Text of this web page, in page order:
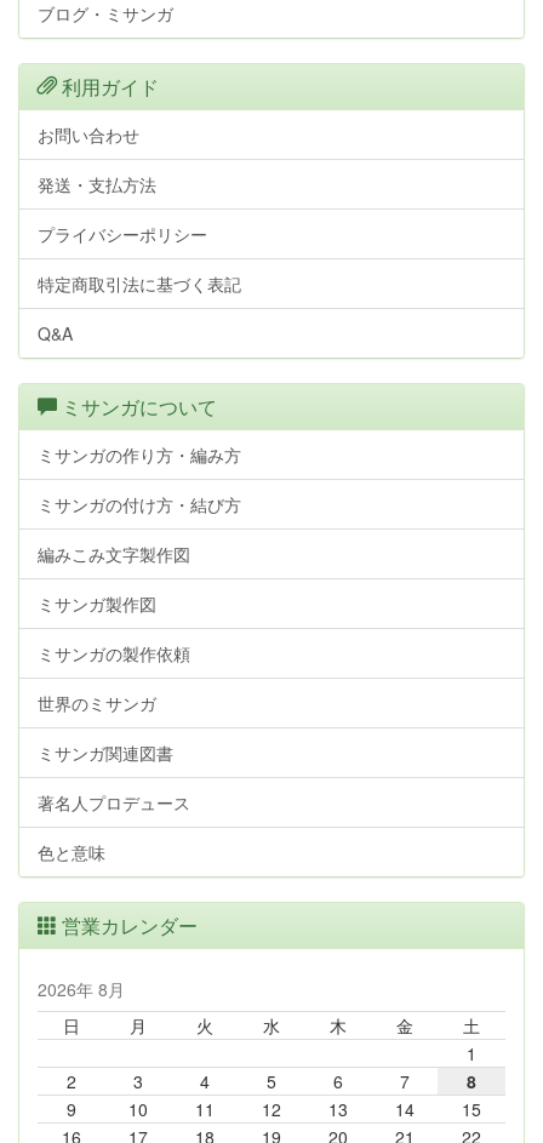
ブログ・ミサンガ
利用ガイド
お問い合わせ
発送・支払方法
プライバシーポリシー
特定商取引法に基づく表記
Q&A
ミサンガについて
ミサンガの作り方・編み方
ミサンガの付け方・結び方
編みこみ文字製作図
ミサンガ製作図
ミサンガの製作依頼
世界のミサンガ
ミサンガ関連図書
著名人プロデュース
色と意味
営業カレンダー
2026年 8月
日
月 火 水 木 金
土
1
2
3 4 5 6 7
8
9
10 11 12 13 14
15
16
17 18 19 20 21 22